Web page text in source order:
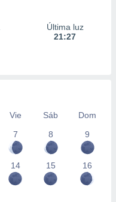
Última luz
21:27
Vie Sáb
Dom
7
8 9
14 15 16